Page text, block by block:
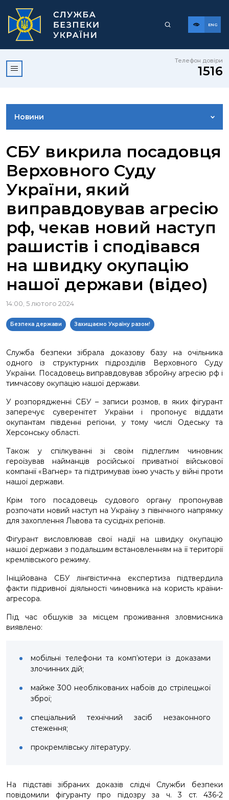
ENG
Телефон довіри
1516
Новини
ВІДЕОГАЛЕРЕЯ
КОНТАКТИ ПРЕСЦЕНТРУ
СБУ викрила посадовця
Верховного Суду
України, який
виправдовував агресію
рф, чекав новий наступ
рашистів і сподівався
на швидку окупацію
нашої держави (відео)
14:00, 5 лютого 2024
Безпека держави Захищаємо Україну разом!
Служба безпеки зібрала доказову базу на очільника
одного із структурних підрозділів Верховного Суду
України. Посадовець виправдовував збройну агресію рф і
тимчасову окупацію нашої держави.
У розпорядженні СБУ – записи розмов, в яких фігурант
заперечує суверенітет України і пропонує віддати
окупантам південні регіони, у тому числі Одеську та
Херсонську області.
Також у спілкуванні зі своїм підлеглим чиновник
героїзував найманців російської приватної військової
компанії «Вагнер» та підтримував їхню участь у війні проти
нашої держави.
Крім того посадовець судового органу пропонував
розпочати новий наступ на Україну з північного напрямку
для захоплення Львова та сусідніх регіонів.
Фігурант висловлював свої надії на швидку окупацію
нашої держави з подальшим встановленням на її території
кремлівського режиму.
Ініційована СБУ лінгвістична експертиза підтвердила
факти підривної діяльності чиновника на користь країни-
агресора.
Під час обшуків за місцем проживання зловмисника
виявлено:
мобільні телефони та комп’ютери із доказами
злочинних дій;
майже 300 необлікованих набоїв до стрілецької
зброї;
спеціальний технічний засіб незаконного
стеження;
прокремлівську літературу.
На підставі зібраних доказів слідчі Служби безпеки
повідомили фігуранту про підозру за ч. 3 ст. 436-2